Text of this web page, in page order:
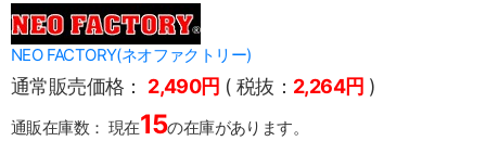
NEO FACTORY(ネオファクトリー)
通常販売価格： 2,490円 ( 税抜： 2,264円 )
通販在庫数： 現在15の在庫があります。